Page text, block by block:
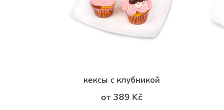
кексы с клубникой
от 389 Kč